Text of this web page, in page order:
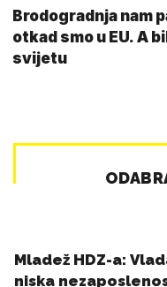
Brodogradnja nam
otkad smo u EU. A
svijetu